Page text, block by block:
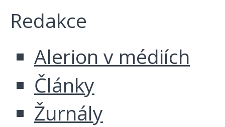
Redakce
Alerion v médiích
Články
Žurnály